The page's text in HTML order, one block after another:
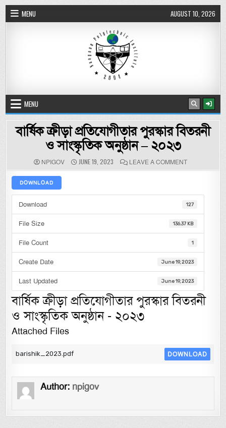
Skip to content
MENU AUGUST 10, 2026
MENU
বার্ষিক ক্রীড়া প্রতিযোগীতার পুরস্কার বিতরনী
ও সাংস্কৃতিক অনুষ্ঠান – ২০২৩
AUTHOR:
NPIGOV PUBLISHED DATE:
JUNE 19, 2023 LEAVE A COMMENTON বার্ষিক
DOWNLOAD
Download 127
File Size 136.37 KB
File Count 1
Create Date June 19, 2023
Last Updated June 19, 2023
বার্ষিক ক্রীড়া প্রতিযোগীতার পুরস্কার বিতরনী
ও সাংস্কৃতিক অনুষ্ঠান - ২০২৩
Attached Files
barishik_2023.pdf DOWNLOAD
Author: npigov